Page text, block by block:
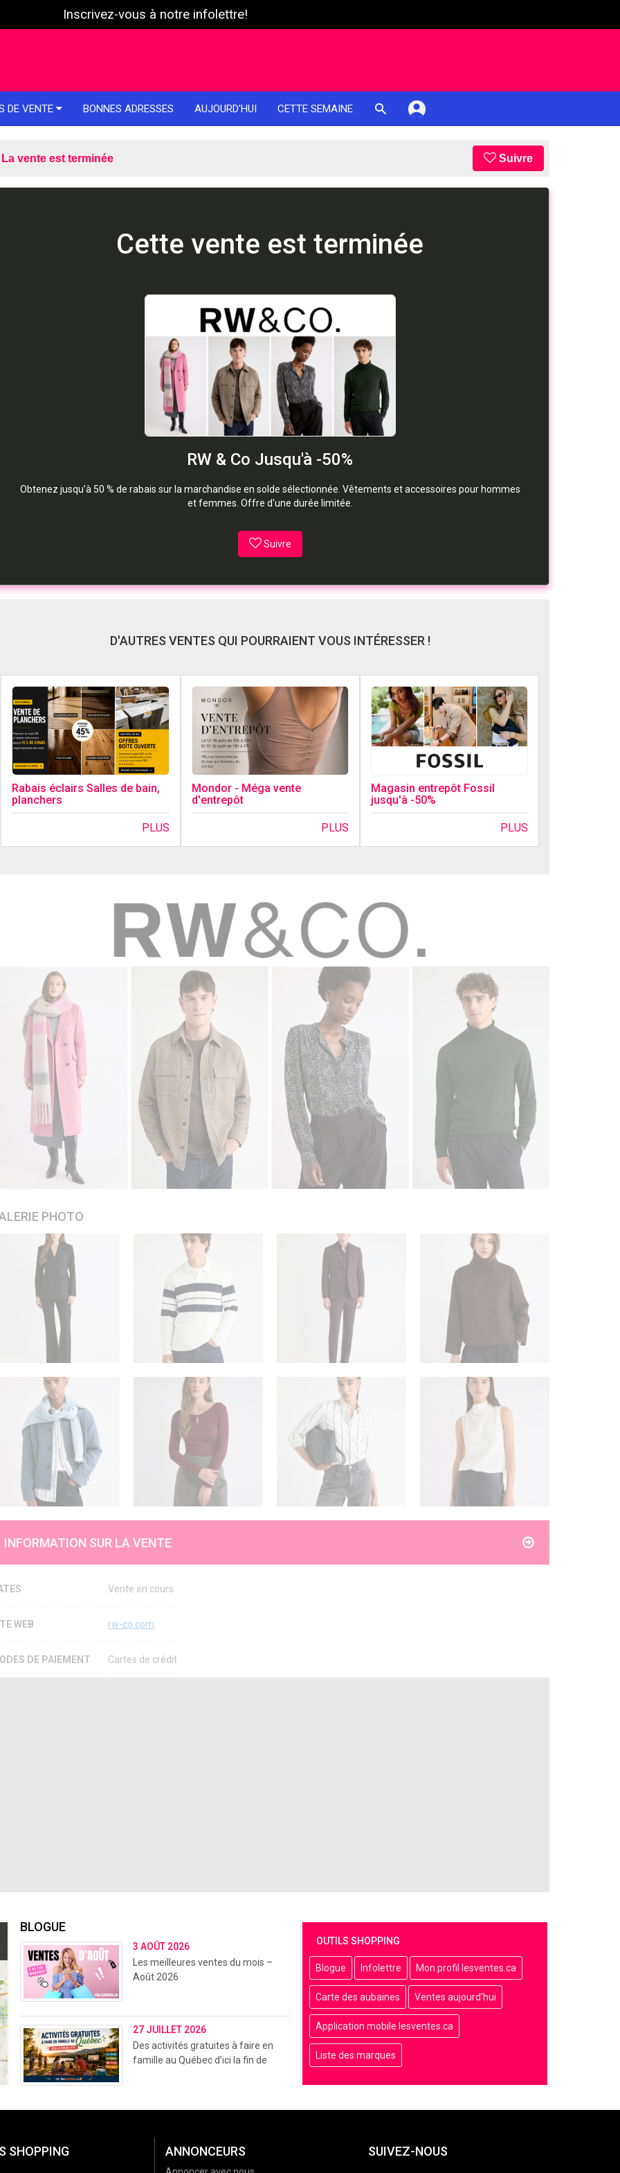
Inscrivez-vous à notre infolettre!
DE VENTE BONNES ADRESSES AUJOURD'HUI CETTE SEMAINE
La vente est terminée Suivre
Cette vente est terminée
RW & Co Jusqu'à -50%
Obtenez jusqu'à 50 % de rabais sur la marchandise en solde sélectionnée. Vêtements et accessoires pour hommes
et femmes. Offre d'une durée limitée.
Suivre
D'AUTRES VENTES QUI POURRAIENT VOUS INTÉRESSER !
Rabais éclairs Salles de bain,
planchers
PLUS
Mondor - Méga vente
d'entrepôt
PLUS
Magasin entrepôt Fossil
jusqu'à -50%
PLUS
PHOTO
INFORMATION SUR LA VENTE
Vente en cours
WEB rw-co.com
DE PAIEMENT Cartes de crédit
OUTILS SHOPPING
Blogue Infolettre Mon profil lesventes.ca
Carte des aubaines Ventes aujourd'hui
Application mobile lesventes.ca
Liste des marques
BLOGUE
3 AOÛT 2026
Les meilleures ventes du mois –
Août 2026
27 JUILLET 2026
Des activités gratuites à faire en
famille au Québec d’ici la fin de
SHOPPING ANNONCEURS SUIVEZ-NOUS